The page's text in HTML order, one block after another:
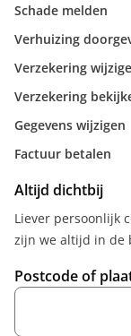
Schade melden
Verhuizing
Verzekering
Verzekering
Gegevens wijzigen
Factuur betalen
Altijd dichtbij
Liever persoonlijk
zijn we altijd in de
Postcode of